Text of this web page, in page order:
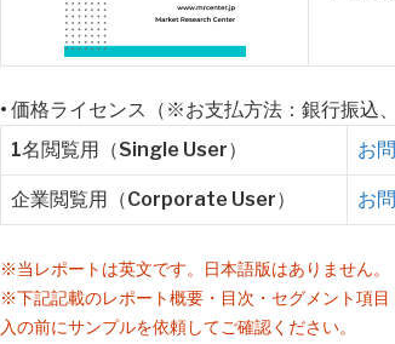
• 価格ライセンス（※お支払方法：銀行振込
1名閲覧用（Single User）
お
企業閲覧用（Corporate User） お
※当レポートは英文です。日本語版はありません。
※下記記載のレポート概要・目次・セグメント項
入の前にサンプルを依頼してご確認ください。